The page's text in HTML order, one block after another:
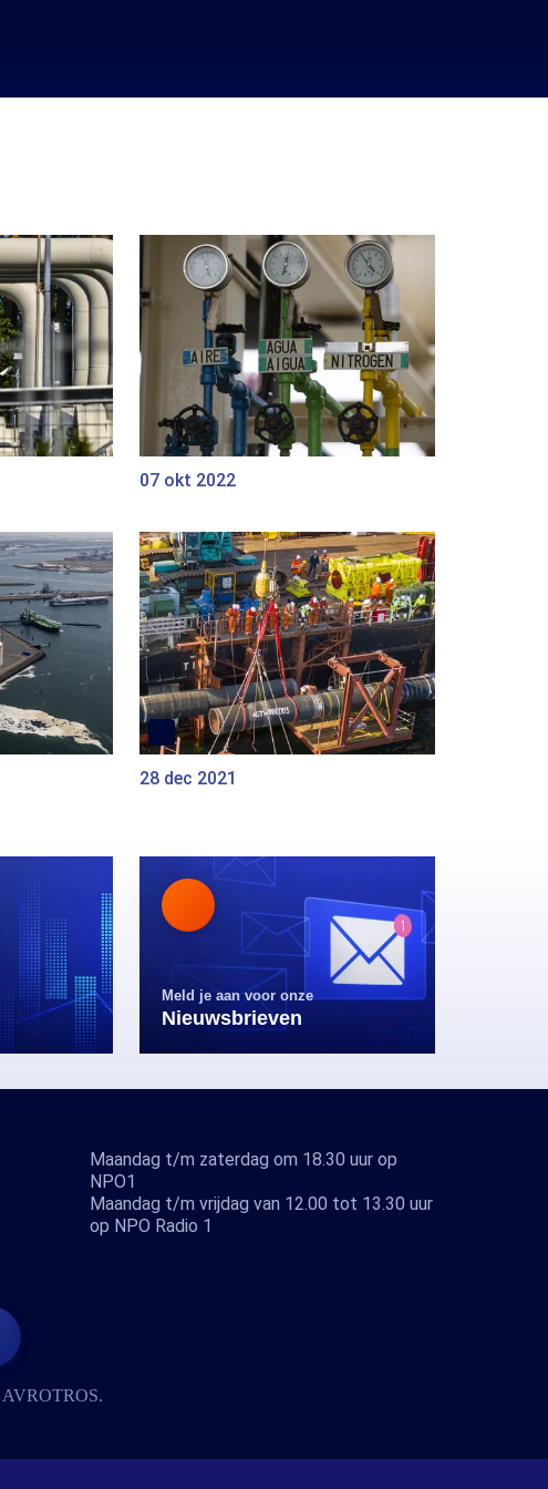
07 okt 2022
28 dec 2021
Meld je aan voor onze
Nieuwsbrieven
Maandag t/m zaterdag om 18.30 uur op
NPO1
Maandag t/m vrijdag van 12.00 tot 13.30 uur
op NPO Radio 1
AVROTROS.